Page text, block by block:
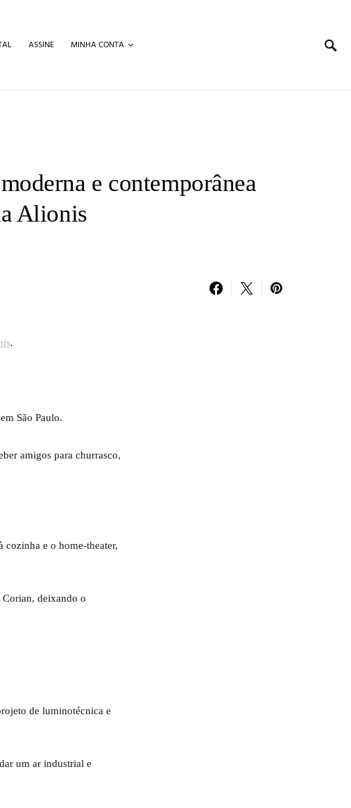
ASSINE MINHA CONTA
e contemporânea
Alionis
.
São Paulo.
amigos para churrasco,
cozinha e o home-theater,
deixando o
de luminotécnica e
um ar industrial e